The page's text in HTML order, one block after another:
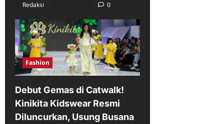
Redaksi 0
Fashion
Debut Gemas di Catwalk!
Kinikita Kidswear Resmi
Diluncurkan, Usung Busana